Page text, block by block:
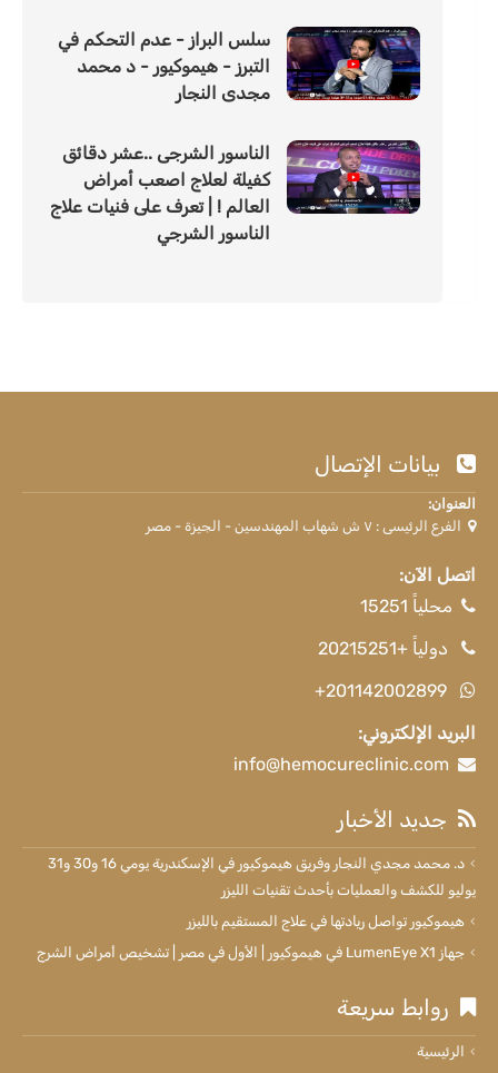
سلس البراز - عدم التحكم في
التبرز - هيموكيور - د محمد
مجدى النجار
الناسور الشرجى ..عشر دقائق
كفيلة لعلاج اصعب أمراض
العالم ! | تعرف على فنيات علاج
الناسور الشرجي
بيانات الإتصال
العنوان:
الفرع الرئيسى : ٧ ش شهاب المهندسين - الجيزة - مصر
اتصل الآن:
محلياً 15251
دولياً +20215251
+201142002899
البريد الإلكتروني:
info@hemocureclinic.com
جديد الأخبار
د. محمد مجدي النجار وفريق هيموكيور في الإسكندرية يومي 16 و30 و31
يوليو للكشف والعمليات بأحدث تقنيات الليزر
هيموكيور تواصل ريادتها في علاج المستقيم بالليزر
جهاز LumenEye X1 في هيموكيور | الأول في مصر | تشخيص أمراض الشرج
روابط سريعة
الرئيسية